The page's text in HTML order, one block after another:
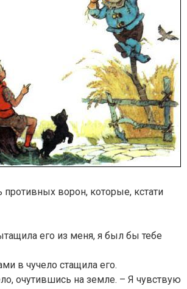
противных ворон, которые, кстати
его из меня, я был бы тебе
в чучело стащила его.
очутившись на земле. – Я чувствую